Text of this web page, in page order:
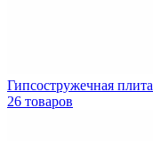
Гипсостружечная плита
26 товаров